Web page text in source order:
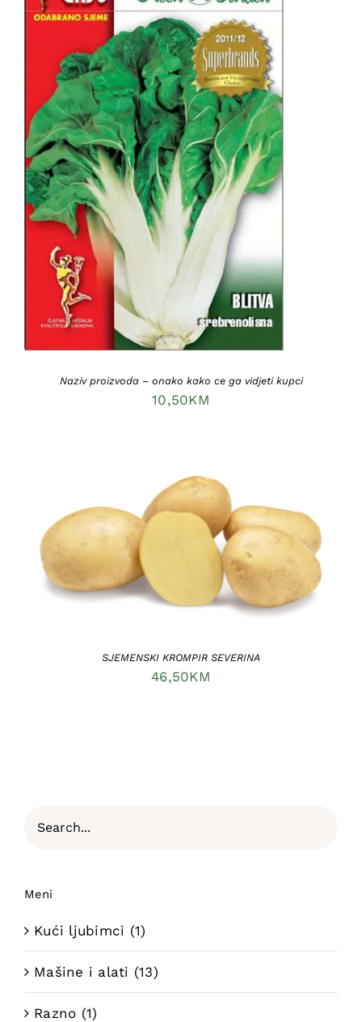
DODAJ U KORPU / DETAILS
Naziv proizvoda – onako kako ce ga vidjeti kupci
10,50KM
DODAJ U KORPU DETAILS
SJEMENSKI KROMPIR SEVERINA
46,50KM
Meni
Kući ljubimci (1)
Mašine i alati (13)
Razno (1)